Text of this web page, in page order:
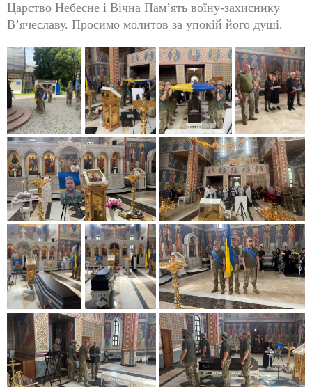
Царство Небесне і Вічна Пам’ять воїну-захиснику
Вʼячеславу. Просимо молитов за упокій його душі.